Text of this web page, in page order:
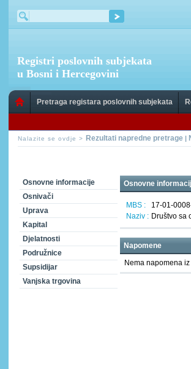
Registri poslovnih subjekata
u Bosni i Hercegovini
Pretraga registara poslovnih subjekata
Nalazite se ovdje > Rezultati napredne pretrage |
Osnovne informacije
Osnivači
Uprava
Kapital
Djelatnosti
Podružnice
Supsidijar
Vanjska trgovina
Osnovne
MBS :
17-01-
Naziv : Društvo sa
Napomene
Nema napomena